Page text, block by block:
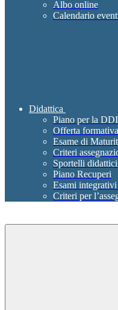
Albo online
Calendario
Didattica
Piano per la DDI
Offerta formativa
Esame di
Criteri
Sportelli didattici
Piano Recuperi
Esami
Criteri per